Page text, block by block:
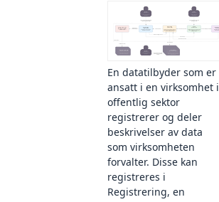
En datatilbyder som er
ansatt i en virksomhet i
offentlig sektor
registrerer og deler
beskrivelser av data
som virksomheten
forvalter. Disse kan
registreres i
Registrering, en